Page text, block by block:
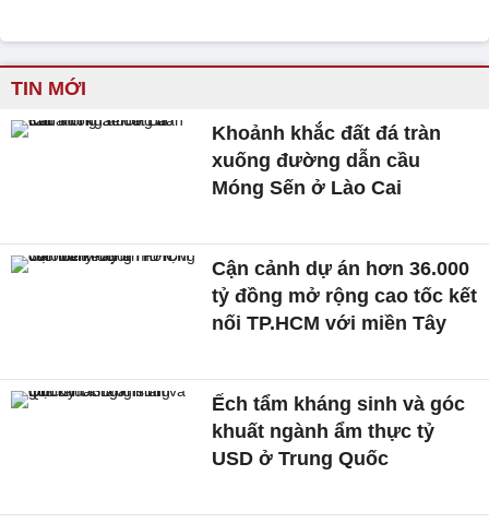
TIN MỚI
Khoảnh khắc đất đá tràn
xuống đường dẫn cầu
Móng Sến ở Lào Cai
Cận cảnh dự án hơn 36.000
tỷ đồng mở rộng cao tốc kết
nối TP.HCM với miền Tây
Ếch tẩm kháng sinh và góc
khuất ngành ẩm thực tỷ
USD ở Trung Quốc